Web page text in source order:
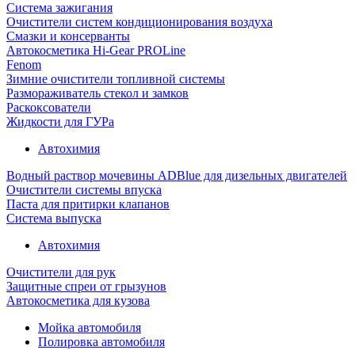
Система зажигания
Очистители систем кондиционирования воздуха
Смазки и консерванты
Автокосметика Hi-Gear PROLine
Fenom
Зимние очистители топливной системы
Размораживатель стекол и замков
Раскоксователи
Жидкости для ГУРа
Автохимия
Водный раствор мочевины ADBlue для дизельных двигателей
Очистители системы впуска
Паста для притирки клапанов
Система выпуска
Автохимия
Очистители для рук
Защитные спреи от грызунов
Автокосметика для кузова
Мойка автомобиля
Полировка автомобиля